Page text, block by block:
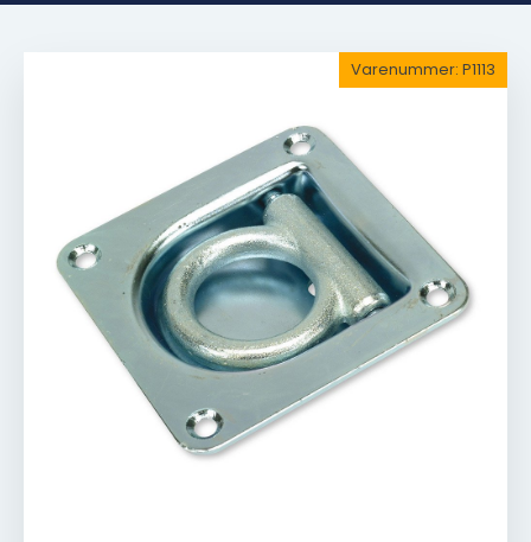
Varenummer: P1113